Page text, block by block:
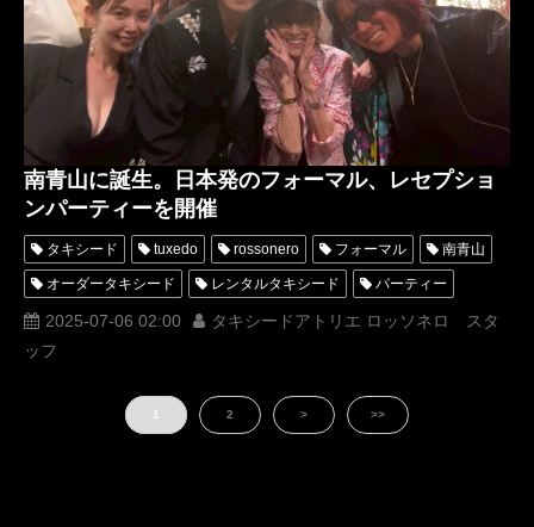
南青山に誕生。日本発のフォーマル、レセプショ
ンパーティーを開催
タキシード tuxedo rossonero フォーマル 南青山
オーダータキシード レンタルタキシード パーティー
ラグジュアリー MUNETAKAYOKOYAMA 西陣織
Tuxedo Atelier ROSSO NERO
タキシード東京 party 着物タキシード 着物ドレス
2025-07-06 02:00
タキシードアトリエ ロッソネロ スタ
ッフ
1 2 > >>